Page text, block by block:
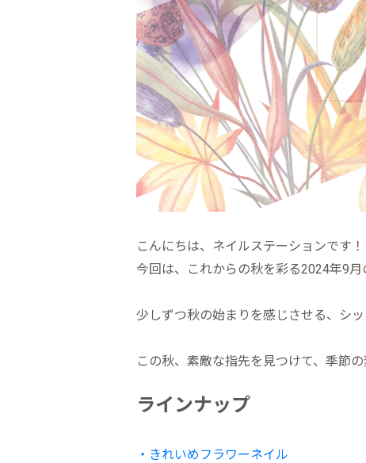
こんにちは、ネイルステーションです！
今回は、これからの秋を彩る2024年9
少しずつ秋の始まりを感じさせる、シ
この秋、素敵な指先を見つけて、季節
ラインナップ
・きれいめフラワーネイル